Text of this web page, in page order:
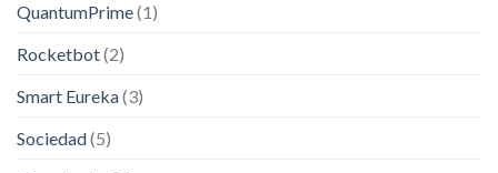
QuantumPrime(1)
Rocketbot(2)
Smart Eureka(3)
Sociedad(5)